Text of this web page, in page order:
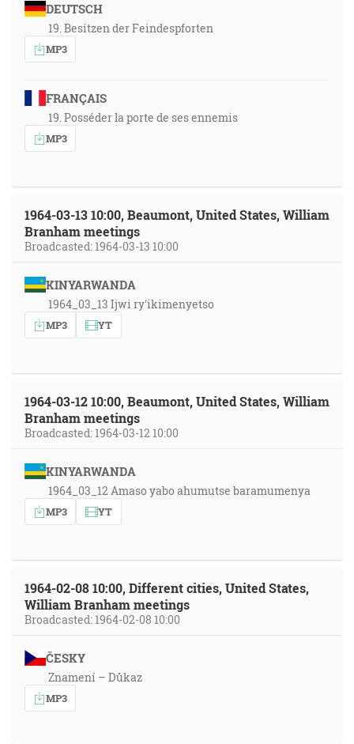
DEUTSCH
19. Besitzen der Feindespforten
MP3
FRANÇAIS
19. Posséder la porte de ses ennemis
MP3
1964-03-13 10:00, Beaumont, United States, William
Branham meetings
Broadcasted: 1964-03-13 10:00
KINYARWANDA
1964_03_13 Ijwi ry'ikimenyetso
MP3 YT
1964-03-12 10:00, Beaumont, United States, William
Branham meetings
Broadcasted: 1964-03-12 10:00
KINYARWANDA
1964_03_12 Amaso yabo ahumutse baramumenya
MP3 YT
1964-02-08 10:00, Different cities, United States,
William Branham meetings
Broadcasted: 1964-02-08 10:00
ČESKY
Znamení – Důkaz
MP3